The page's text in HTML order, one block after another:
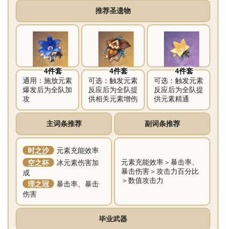
推荐圣遗物
4件套 4件套
4件套
通用：施放元素
爆发后为全队加
攻
可选：触发元素
反应后为全队提
供相关元素增伤
可选：触发元素
反应后为全队提
供元素精通
主词条推荐 副词条推荐
时之沙
元素充能效率
空之杯
冰元素伤害加
成
理之冠
暴击率、暴击
伤害
元素充能效率＞暴击率、
暴击伤害＞攻击力百分比
＞数值攻击力
毕业武器